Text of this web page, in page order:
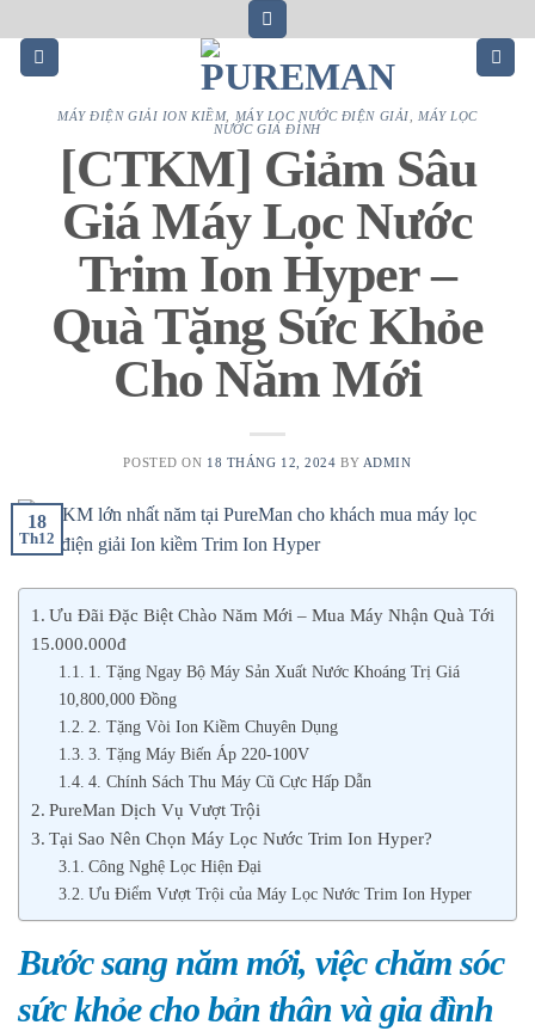
to
content
MÁY ĐIỆN GIẢI ION KIỀM, MÁY LỌC NƯỚC ĐIỆN GIẢI
MÁY LỌC
NƯỚC GIA ĐÌNH
[CTKM] Giảm Sâu
Giá Máy Lọc Nước
Trim Ion Hyper –
Quà Tặng Sức Khỏe
Cho Năm Mới
POSTED ON 18 THÁNG 12, 2024 BY ADMIN
18
Th12
Ưu Đãi Đặc Biệt Chào Năm Mới – Mua Máy Nhận Quà Tới
15.000.000đ
1. Tặng Ngay Bộ Máy Sản Xuất Nước Khoáng Trị Giá
10,800,000 Đồng
2. Tặng Vòi Ion Kiềm Chuyên Dụng
3. Tặng Máy Biến Áp 220-100V
4. Chính Sách Thu Máy Cũ Cực Hấp Dẫn
PureMan Dịch Vụ Vượt Trội
Tại Sao Nên Chọn Máy Lọc Nước Trim Ion Hyper?
Công Nghệ Lọc Hiện Đại
Ưu Điểm Vượt Trội của Máy Lọc Nước Trim Ion Hyper
Bước sang năm mới, việc chăm sóc
sức khỏe cho bản thân và gia đình